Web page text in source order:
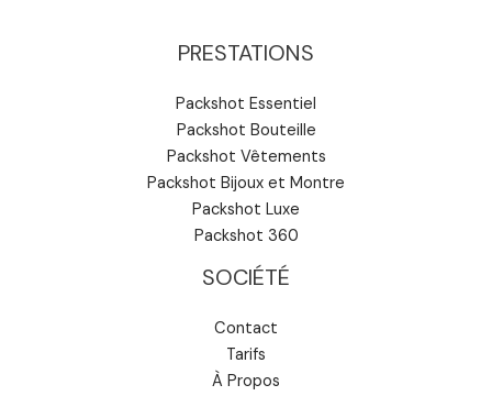
PRESTATIONS
Packshot Essentiel
Packshot Bouteille
Packshot Vêtements
Packshot Bijoux et Montre
Packshot Luxe
Packshot 360
SOCIÉTÉ
Contact
Tarifs
À Propos